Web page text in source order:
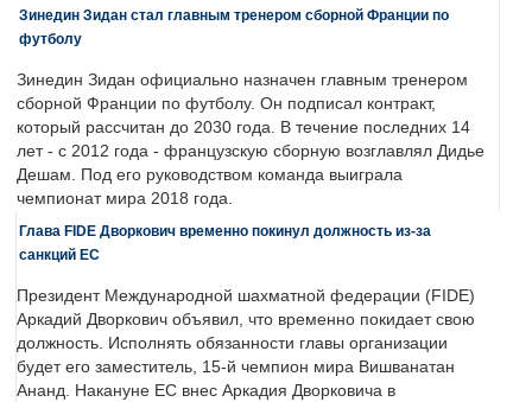
Зинедин Зидан стал главным тренером сборной Франции по
футболу
Зинедин Зидан официально назначен главным тренером
сборной Франции по футболу. Он подписал контракт,
который рассчитан до 2030 года. В течение последних 14
лет - с 2012 года - французскую сборную возглавлял Дидье
Дешам. Под его руководством команда выиграла
чемпионат мира 2018 года.
Глава FIDE Дворкович временно покинул должность из-за
санкций ЕС
Президент Международной шахматной федерации (FIDE)
Аркадий Дворкович объявил, что временно покидает свою
должность. Исполнять обязанности главы организации
будет его заместитель, 15-й чемпион мира Вишванатан
Ананд. Накануне ЕС внес Аркадия Дворковича в